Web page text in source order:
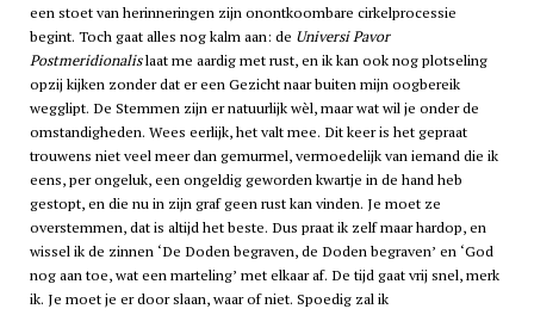
een stoet van herinneringen zijn onontkoombare cirkelprocessie
begint. Toch gaat alles nog kalm aan: de Universi Pavor
Postmeridionalislaat me aardig met rust, en ik kan ook nog plotseling
opzij kijken zonder dat er een Gezicht naar buiten mijn oogbereik
wegglipt. De Stemmen zijn er natuurlijk wèl, maar wat wil je onder de
omstandigheden. Wees eerlijk, het valt mee. Dit keer is het gepraat
trouwens niet veel meer dan gemurmel, vermoedelijk van iemand die ik
eens, per ongeluk, een ongeldig geworden kwartje in de hand heb
gestopt, en die nu in zijn graf geen rust kan vinden. Je moet ze
overstemmen, dat is altijd het beste. Dus praat ik zelf maar hardop, en
wissel ik de zinnen ‘De Doden begraven, de Doden begraven’ en ‘God
nog aan toe, wat een marteling’ met elkaar af. De tijd gaat vrij snel, merk
ik. Je moet je er door slaan, waar of niet. Spoedig zal ik